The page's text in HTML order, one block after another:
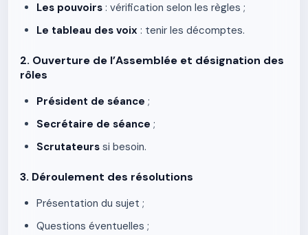
Les pouvoirs : vérification selon les règles ;
Le tableau des voix : tenir les décomptes.
2. Ouverture de l’Assemblée et désignation des
rôles
Président de séance ;
Secrétaire de séance ;
Scrutateurs si besoin.
3. Déroulement des résolutions
Présentation du sujet ;
Questions éventuelles ;